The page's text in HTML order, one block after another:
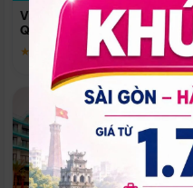
Vinpearl Resort & Spa Phu
Quoc
★ 5.0